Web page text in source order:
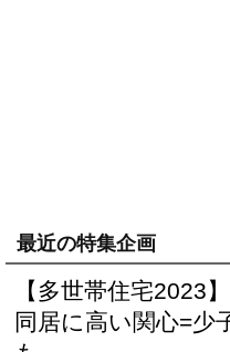
最近の特集企画
【多世帯住宅2023
同居に高い関心=少